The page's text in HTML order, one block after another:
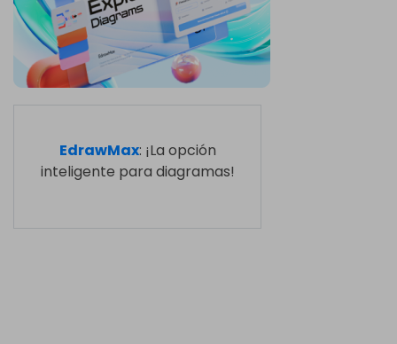
EdrawMax: ¡La opción
inteligente para diagramas!